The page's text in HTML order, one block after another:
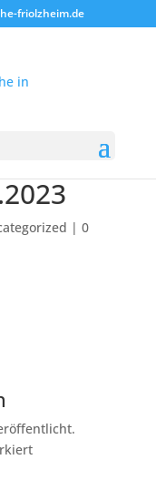
friolzheim.de
| 0